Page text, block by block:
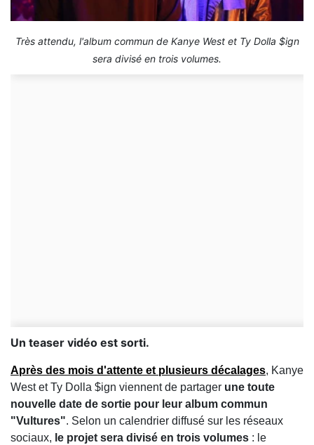
Très attendu, l'album commun de Kanye West et Ty Dolla $ign
sera divisé en trois volumes.
Un teaser vidéo est sorti.
Après des mois d'attente et plusieurs décalages, Kanye
West et Ty Dolla $ign viennent de partager une toute
nouvelle date de sortie pour leur album commun
"Vultures". Selon un calendrier diffusé sur les réseaux
sociaux, le projet sera divisé en trois volumes : le